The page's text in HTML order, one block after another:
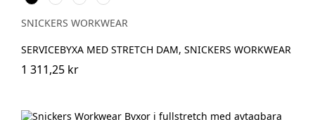
SNICKERS WORKWEAR
SERVICEBYXA MED STRETCH DAM, SNICKERS WORKWEAR
1 311,25 kr